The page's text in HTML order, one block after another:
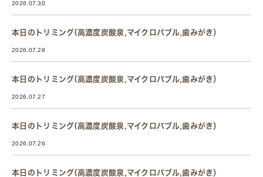
2026.07.30
本日のトリミング(高濃度炭酸泉,マイクロバブル,歯みがき）
2026.07.28
本日のトリミング(高濃度炭酸泉,マイクロバブル,歯みがき）
2026.07.27
本日のトリミング(高濃度炭酸泉,マイクロバブル,歯みがき）
2026.07.26
本日のトリミング(高濃度炭酸泉,マイクロバブル,歯みがき）